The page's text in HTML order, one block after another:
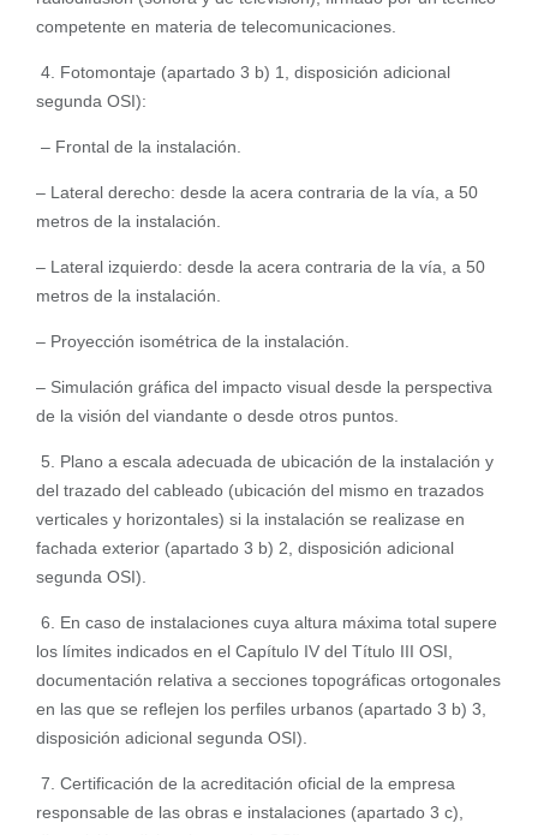
competente en materia de telecomunicaciones.
4. Fotomontaje (apartado 3 b) 1, disposición adicional
segunda OSI):
– Frontal de la instalación.
– Lateral derecho: desde la acera contraria de la vía, a 50
metros de la instalación.
– Lateral izquierdo: desde la acera contraria de la vía, a 50
metros de la instalación.
– Proyección isométrica de la instalación.
– Simulación gráfica del impacto visual desde la perspectiva
de la visión del viandante o desde otros puntos.
5. Plano a escala adecuada de ubicación de la instalación y
del trazado del cableado (ubicación del mismo en trazados
verticales y horizontales) si la instalación se realizase en
fachada exterior (apartado 3 b) 2, disposición adicional
segunda OSI).
6. En caso de instalaciones cuya altura máxima total supere
los límites indicados en el Capítulo IV del Título III OSI,
documentación relativa a secciones topográficas ortogonales
en las que se reflejen los perfiles urbanos (apartado 3 b) 3,
disposición adicional segunda OSI).
7. Certificación de la acreditación oficial de la empresa
responsable de las obras e instalaciones (apartado 3 c),